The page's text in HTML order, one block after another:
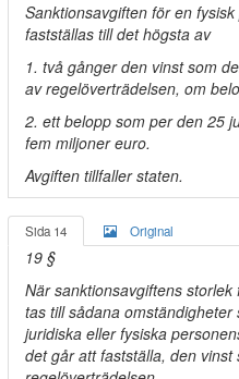
Sanktionsavgiften för en
fastställas till det högsta av
1. två gånger den vinst som
av regelöverträdelsen, om
2. ett belopp som per den 25
fem miljoner euro.
Avgiften tillfaller staten.
Sida 14 Original
19 §
När sanktionsavgiftens
tas till sådana
juridiska eller fysiska
det går att fastställa, den